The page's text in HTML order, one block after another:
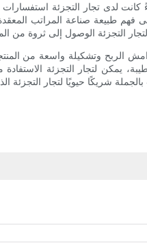
لدى تجار التجزئة
طبيعة صناعة المراتب
الربح وتشكيلة واسعة من
لتجار التجزئة الاستفادة